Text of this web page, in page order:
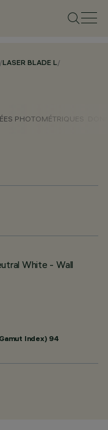
/LASER BLADE L/
PHOTOMÉTRIQUES
White - Wall
Index) 94